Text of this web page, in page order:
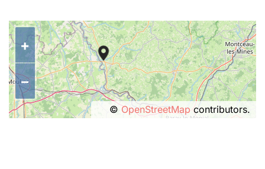
+
−
© OpenStreetMapcontributors.